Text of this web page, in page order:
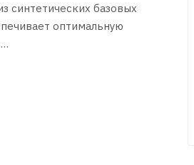
синтетических базовых
оптимальную
руля